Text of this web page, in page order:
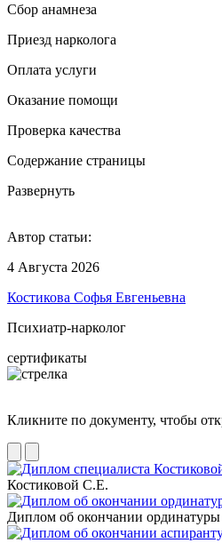
Сбор анамнеза
Приезд нарколога
Оплата услуги
Оказание помощи
Проверка качества
Содержание страницы
Развернуть
Автор статьи:
4 Августа 2026
Костикова Софья Евгеньевна
Психиатр-нарколог
сертификаты
Кликните по документу, чтобы
Костиковой С.Е.
Диплом об окончании